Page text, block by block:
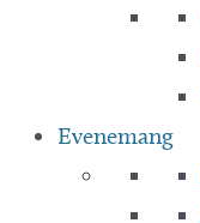
Evenemang